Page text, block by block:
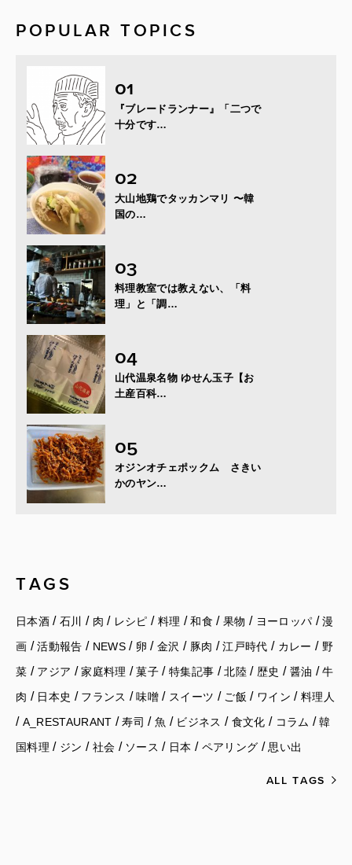
POPULAR TOPICS
『ブレードランナー』「二つで
十分です…
大山地鶏でタッカンマリ 〜韓
国の…
料理教室では教えない、「料
理」と「調…
山代温泉名物 ゆせん玉子【お
土産百科…
オジンオチェポックム さきい
かのヤン…
TAGS
日本酒/ 石川 / 肉 / レシピ / 料理 /和食 / 果物 / ヨーロッパ /漫
画 /活動報告 / NEWS/ 卵 /金沢 / 豚肉 /江戸時代 / カレー / 野
菜 / アジア /家庭料理 /菓子 /特集記事 /北陸/ 歴史 / 醤油 /牛
肉 / 日本史 / フランス /味噌 / スイーツ / ご飯 / ワイン / 料理人
/ A_RESTAURANT /寿司 /魚 / ビジネス / 食文化 / コラム /韓
国料理 / ジン / 社会 / ソース / 日本 / ペアリング / 思い出
ALL TAGS